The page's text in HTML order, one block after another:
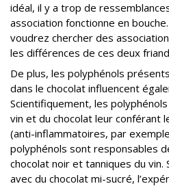
idéal, il y a trop de
association fonctionne en
voudrez chercher des
les différences de ces deux
De plus, les polyphénols
dans le chocolat influencent
Scientifiquement, les
vin et du chocolat leur conférant
(anti-inflammatoires, par
polyphénols sont responsables
chocolat noir et tanniques du vin.
avec du chocolat mi-sucré,